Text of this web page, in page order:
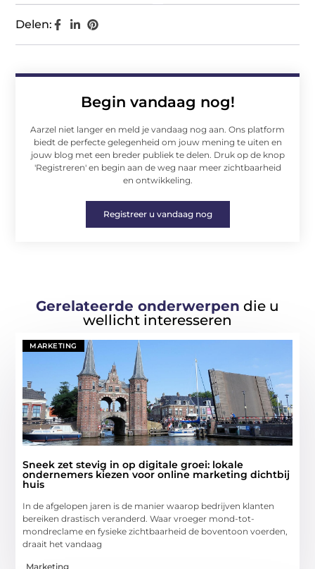
Begin vandaag nog!
Aarzel niet langer en meld je vandaag nog aan. Ons platform
biedt de perfecte gelegenheid om jouw mening te uiten en
jouw blog met een breder publiek te delen. Druk op de knop
'Registreren' en begin aan de weg naar meer zichtbaarheid
en ontwikkeling.
Registreer u vandaag nog
Delen:
Gerelateerde onderwerpen die u
wellicht interesseren
MARKETING
Sneek zet stevig in op digitale groei: lokale
ondernemers kiezen voor online marketing dichtbij
huis
In de afgelopen jaren is de manier waarop bedrijven klanten
bereiken drastisch veranderd. Waar vroeger mond-tot-
mondreclame en fysieke zichtbaarheid de boventoon voerden,
draait het vandaag
Marketing